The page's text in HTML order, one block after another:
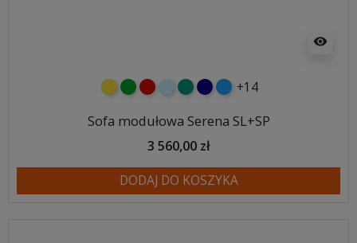
visibility
żółtyzielonyczerwony
błękitnyturkusowy
granatowy
niebieski
+14
Sofa modułowa Serena SL+SP
3 560,00 zł
DODAJ DO KOSZYKA